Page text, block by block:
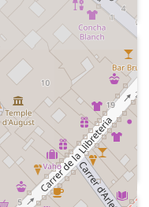
mañana de la
on fan paròdia
Rodríguez
grup Prisa.